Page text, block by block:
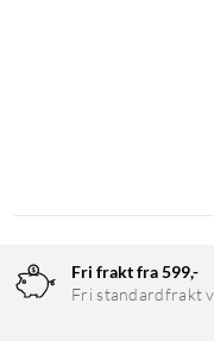
Fri frakt fra 599,-
Fri standardfrakt